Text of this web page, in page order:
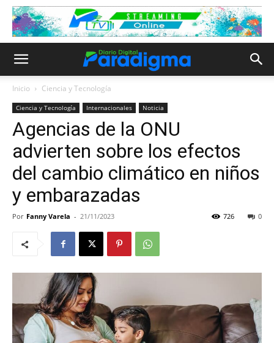
Inicio Ciencia y Tecnología
Ciencia y Tecnología Internacionales Noticia
Agencias de la ONU
advierten sobre los efectos
del cambio climático en niños
y embarazadas
Por Fanny Varela - 21/11/2023 0
726